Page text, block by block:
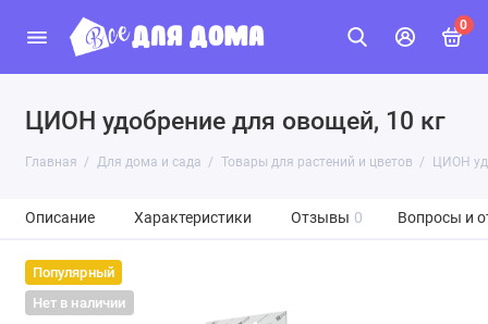
0
ЦИОН удобрение для овощей, 10 кг
Главная Для дома и сада Товары для растений и цветов ЦИОН
Описание Характеристики Отзывы 0 Вопросы и
Популярный
Нет в наличии